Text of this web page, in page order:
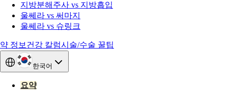
지방분해주사 vs 지방흡입
울쎄라 vs 써마지
울쎄라 vs 슈링크
약 정보 건강 칼럼시술/수술 꿀팁
한국어
요약